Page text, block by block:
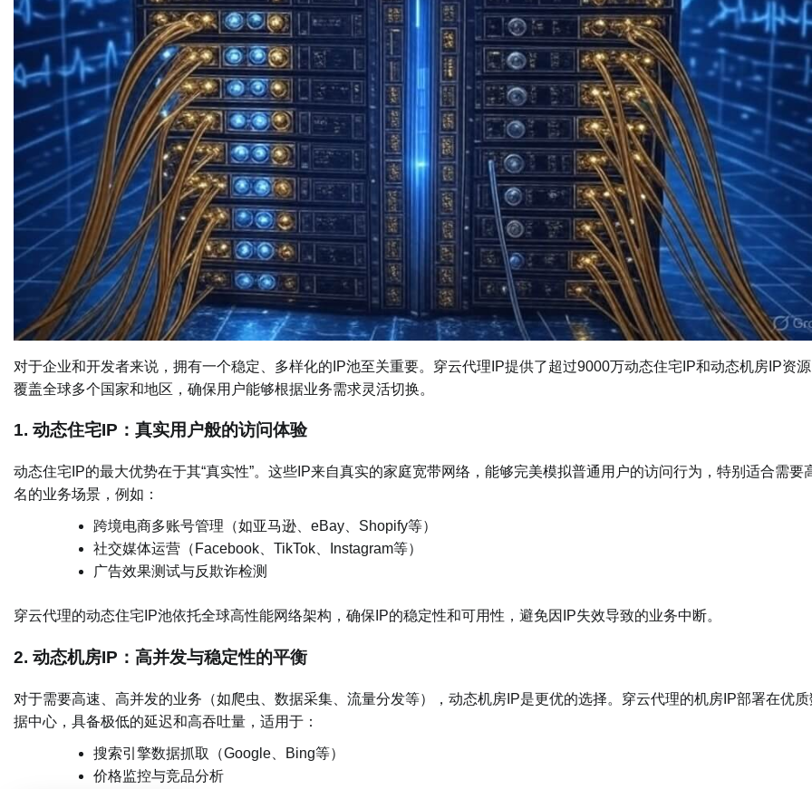
对于企业和开发者来说，拥有一个稳定、多样化的IP池至关重要。穿云代理IP提供了超过9000万动态住宅IP和动态机房IP资源
覆盖全球多个国家和地区，确保用户能够根据业务需求灵活切换。
1. ​ ​动态住宅IP：真实用户般的访问体验​
动态住宅IP的最大优势在于其“真实性”。这些IP来自真实的家庭宽带网络，能够完美模拟普通用户的访问行为，特别适合需要
名的业务场景，例如：
跨境电商多账号管理（如亚马逊、eBay、Shopify等）
社交媒体运营（Facebook、TikTok、Instagram等）
广告效果测试与反欺诈检测
穿云代理的动态住宅IP池依托全球高性能网络架构，确保IP的稳定性和可用性，避免因IP失效导致的业务中断。
2. ​ ​动态机房IP：高并发与稳定性的平衡​
对于需要高速、高并发的业务（如爬虫、数据采集、流量分发等），动态机房IP是更优的选择。穿云代理的机房IP部署在优质
据中心，具备极低的延迟和高吞吐量，适用于：
搜索引擎数据抓取（Google、Bing等）
价格监控与竞品分析